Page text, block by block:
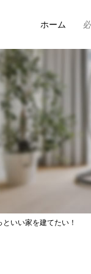
といい家を建てたい！
ホーム